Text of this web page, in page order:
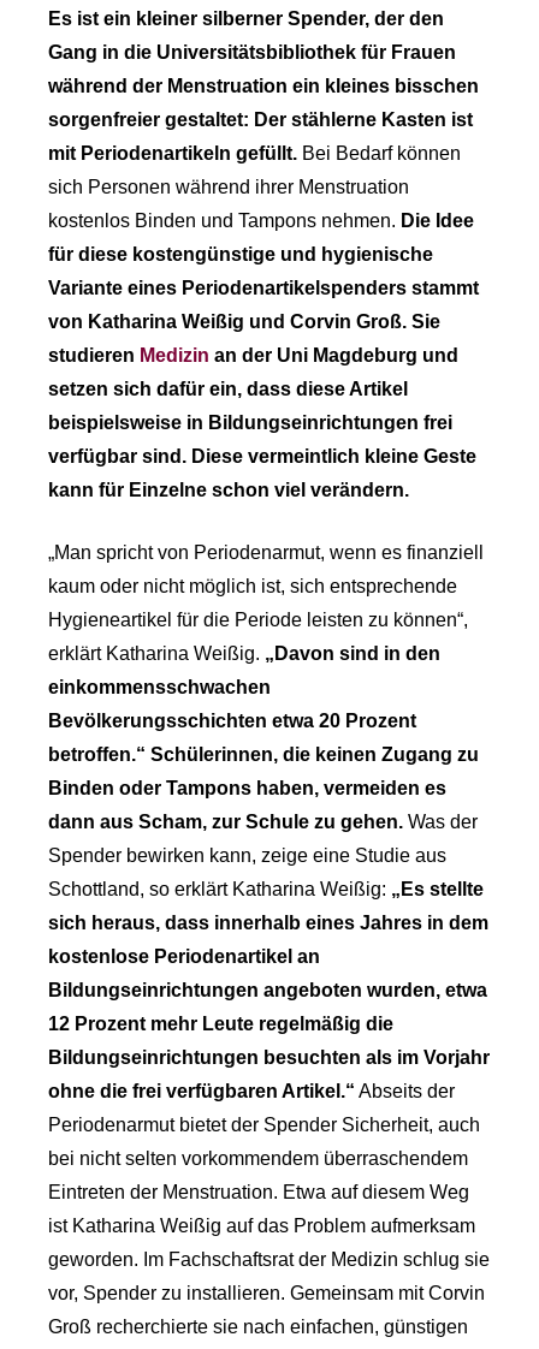
Es ist ein kleiner silberner Spender, der den
Gang in die Universitätsbibliothek für Frauen
während der Menstruation ein kleines bisschen
sorgenfreier gestaltet: Der stählerne Kasten ist
mit Periodenartikeln gefüllt. Bei Bedarf können
sich Personen während ihrer Menstruation
kostenlos Binden und Tampons nehmen. Die Idee
für diese kostengünstige und hygienische
Variante eines Periodenartikelspenders stammt
von Katharina Weißig und Corvin Groß. Sie
studieren Medizin an der Uni Magdeburg und
setzen sich dafür ein, dass diese Artikel
beispielsweise in Bildungseinrichtungen frei
verfügbar sind. Diese vermeintlich kleine Geste
kann für Einzelne schon viel verändern.
„Man spricht von Periodenarmut, wenn es finanziell
kaum oder nicht möglich ist, sich entsprechende
Hygieneartikel für die Periode leisten zu können“,
erklärt Katharina Weißig. „Davon sind in den
einkommensschwachen
Bevölkerungsschichten etwa 20 Prozent
betroffen.“ Schülerinnen, die keinen Zugang zu
Binden oder Tampons haben, vermeiden es
dann aus Scham, zur Schule zu gehen. Was der
Spender bewirken kann, zeige eine Studie aus
Schottland, so erklärt Katharina Weißig: „Es stellte
sich heraus, dass innerhalb eines Jahres in dem
kostenlose Periodenartikel an
Bildungseinrichtungen angeboten wurden, etwa
12 Prozent mehr Leute regelmäßig die
Bildungseinrichtungen besuchten als im Vorjahr
ohne die frei verfügbaren Artikel.“ Abseits der
Periodenarmut bietet der Spender Sicherheit, auch
bei nicht selten vorkommendem überraschendem
Eintreten der Menstruation. Etwa auf diesem Weg
ist Katharina Weißig auf das Problem aufmerksam
geworden. Im Fachschaftsrat der Medizin schlug sie
vor, Spender zu installieren. Gemeinsam mit Corvin
Groß recherchierte sie nach einfachen, günstigen